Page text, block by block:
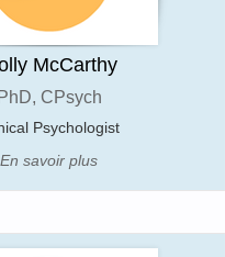
McCarthy
PhD, CPsych
Psychologist
En savoir plus